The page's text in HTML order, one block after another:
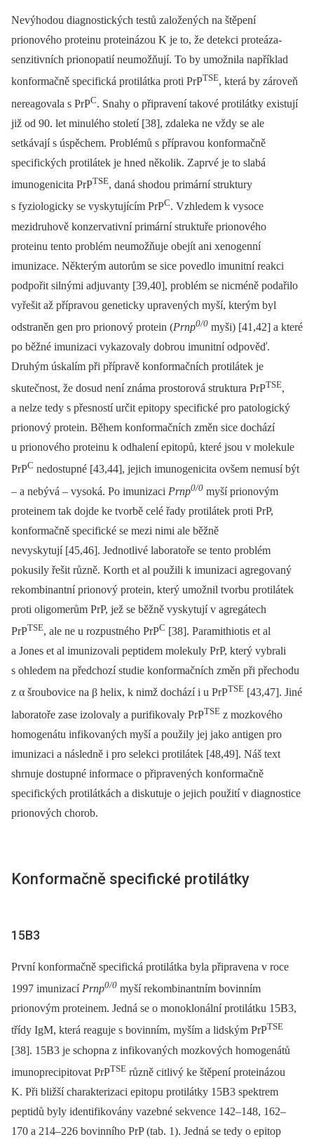
Nevýhodou diagnostických testů založených na štěpení
prionového proteinu proteinázou K je to, že detekci proteáza-
senzitivních prionopatií neumožňují. To by umožnila například
konformačně specifická protilátka proti PrPTSE, která by zároveň
nereagovala s PrPC. Snahy o připravení takové protilátky existují
již od 90. let minulého století [38], zdaleka ne vždy se ale
setkávají s úspěchem. Problémů s přípravou konformačně
specifických protilátek je hned několik. Zaprvé je to slabá
imunogenicita PrPTSE, daná shodou primární struktury
s fyziologicky se vyskytujícím PrPC. Vzhledem k vysoce
mezidruhově konzervativní primární struktuře prionového
proteinu tento problém neumožňuje obejít ani xenogenní
imunizace. Některým autorům se sice povedlo imunitní reakci
podpořit silnými adjuvanty [39,40], problém se nicméně podařilo
vyřešit až přípravou geneticky upravených myší, kterým byl
odstraněn gen pro prionový protein (Prnp0/0 myši) [41,42] a které
po běžné imunizaci vykazovaly dobrou imunitní odpověď.
Druhým úskalím při přípravě konformačních protilátek je
skutečnost, že dosud není známa prostorová struktura PrPTSE,
a nelze tedy s přesností určit epitopy specifické pro patologický
prionový protein. Během konformačních změn sice dochází
u prionového proteinu k odhalení epitopů, které jsou v molekule
PrPC nedostupné [43,44], jejich imunogenicita ovšem nemusí být
–⁠ a nebývá –⁠ vysoká. Po imunizaci Prnp0/0 myší prionovým
proteinem tak dojde ke tvorbě celé řady protilátek proti PrP,
konformačně specifické se mezi nimi ale běžně
nevyskytují [45,46]. Jednotlivé laboratoře se tento problém
pokusily řešit různě. Korth et al použili k imunizaci agregovaný
rekombinantní prionový protein, který umožnil tvorbu protilátek
proti oligomerům PrP, jež se běžně vyskytují v agregátech
PrPTSE, ale ne u rozpustného PrPC [38]. Paramithiotis et al
a Jones et al imunizovali peptidem molekuly PrP, který vybrali
s ohledem na předchozí studie konformačních změn při přechodu
z α šroubovice na β helix, k nimž dochází i u PrPTSE [43,47]. Jiné
laboratoře zase izolovaly a purifikovaly PrPTSE z mozkového
homogenátu infikovaných myší a použily jej jako antigen pro
imunizaci a následně i pro selekci protilátek [48,49]. Náš text
shrnuje dostupné informace o připravených konformačně
specifických protilátkách a diskutuje o jejich použití v diagnostice
prionových chorob.
Konformačně specifické protilátky
15B3
První konformačně specifická protilátka byla připravena v roce
1997 imunizacíPrnp0/0 myší rekombinantním bovinním
prionovým proteinem. Jedná se o monoklonální protilátku 15B3,
třídy IgM, která reaguje s bovinním, myším a lidským PrPTSE
[38]. 15B3 je schopna z infikovaných mozkových homogenátů
imunoprecipitovat PrPTSE různě citlivý ke štěpení proteinázou
K. Při bližší charakterizaci epitopu protilátky 15B3 spektrem
peptidů byly identifikovány vazebné sekvence 142–148, 162–
170 a 214–226 bovinního PrP (tab. 1). Jedná se tedy o epitop